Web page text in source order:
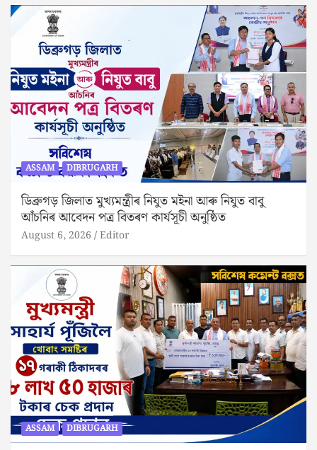
ASSAM DIBRUGARH
ডিব্ৰুগড় জিলাত মুখ্যমন্ত্ৰীৰ নিযুত মইনা আৰু নিযুত বাবু
আঁচনিৰ আবেদন পত্ৰ বিতৰণ কাৰ্যসূচী অনুষ্ঠিত
August 6, 2026 Editor
ASSAM DIBRUGARH